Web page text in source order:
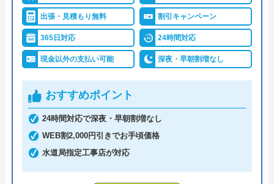
出張・見積もり無料 割引キャンペーン
365日対応 24時間対応
現金以外の支払い可能 深夜・早朝割増なし
おすすめポイント
24時間対応で深夜・早朝割増なし
WEB割2,000円引きでお手頃価格
水道局指定工事店が対応